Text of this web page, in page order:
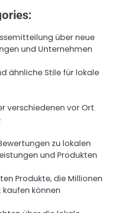
über neue
und Unternehmen
ähnliche Stile für lokale
verschiedenen vor Ort
zu lokalen
und Produkten
Produkte, die Millionen
können